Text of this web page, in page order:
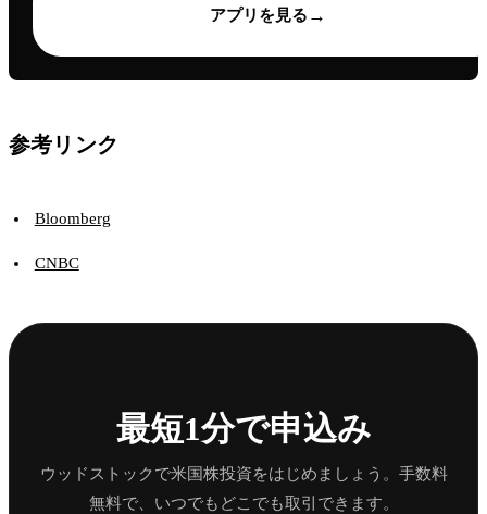
アプリを見る →
参考リンク
Bloomberg
CNBC
最短1分で申込み
ウッドストックで米国株投資をはじめましょう。手数料
無料で、いつでもどこでも取引できます。